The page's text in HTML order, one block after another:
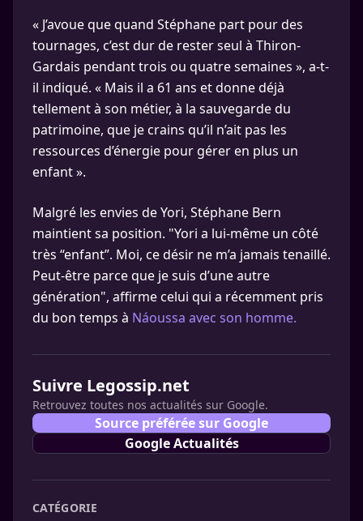
« J’avoue que quand Stéphane part pour des
tournages, c’est dur de rester seul à Thiron-
Gardais pendant trois ou quatre semaines », a-t-
il indiqué. « Mais il a 61 ans et donne déjà
tellement à son métier, à la sauvegarde du
patrimoine, que je crains qu’il n’ait pas les
ressources d’énergie pour gérer en plus un
enfant ».
Malgré les envies de Yori, Stéphane Bern
maintient sa position. "Yori a lui-même un côté
très “enfant”. Moi, ce désir ne m’a jamais tenaillé.
Peut-être parce que je suis d’une autre
génération", affirme celui qui a récemment pris
du bon temps à Náoussa avec son homme.
Suivre Legossip.net
Retrouvez toutes nos actualités sur Google.
Source préférée sur Google
Google Actualités
CATÉGORIE